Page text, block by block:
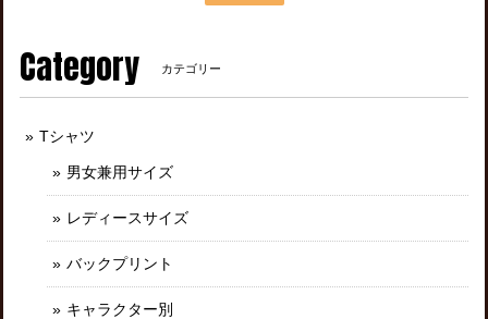
Category カテゴリー
Tシャツ
男女兼用サイズ
レディースサイズ
バックプリント
キャラクター別